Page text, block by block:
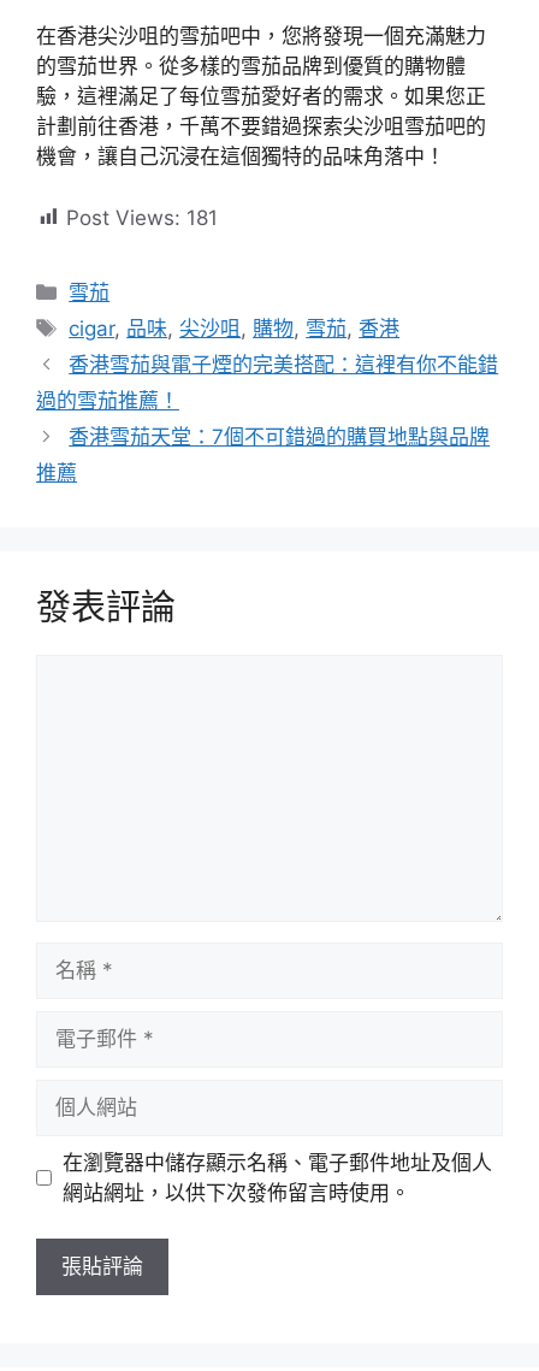
在香港尖沙咀的雪茄吧中，您將發現一個充滿魅力
的雪茄世界。從多樣的雪茄品牌到優質的購物體
驗，這裡滿足了每位雪茄愛好者的需求。如果您正
計劃前往香港，千萬不要錯過探索尖沙咀雪茄吧的
機會，讓自己沉浸在這個獨特的品味角落中！
Post Views: 181
分
類
雪茄
標
籤
cigar, 品味, 尖沙咀 , 購物, 雪茄, 香港
香港雪茄與電子煙的完美搭配：這裡有你不能錯
過的雪茄推薦！
香港雪茄天堂：7個不可錯過的購買地點與品牌
推薦
發表評論
站
在瀏覽器中儲存顯示名稱、電子郵件地址及個人
網站網址，以供下次發佈留言時使用。